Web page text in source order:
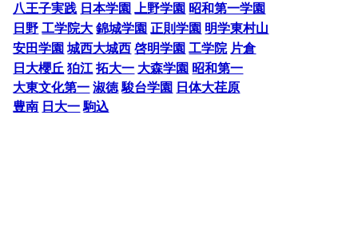
八王子実践 日本学園 上野学園 昭和第一学園
日野 工学院大 錦城学園 正則学園 明学東村山
安田学園 城西大城西 啓明学園 工学院 片倉
日大櫻丘 狛江 拓大一 大森学園 昭和第一
大東文化第一 淑徳 駿台学園 日体大荏原
豊南 日大一 駒込